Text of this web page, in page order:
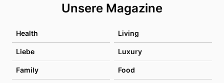
Unsere Magazine
Health Living
Liebe Luxury
Family Food